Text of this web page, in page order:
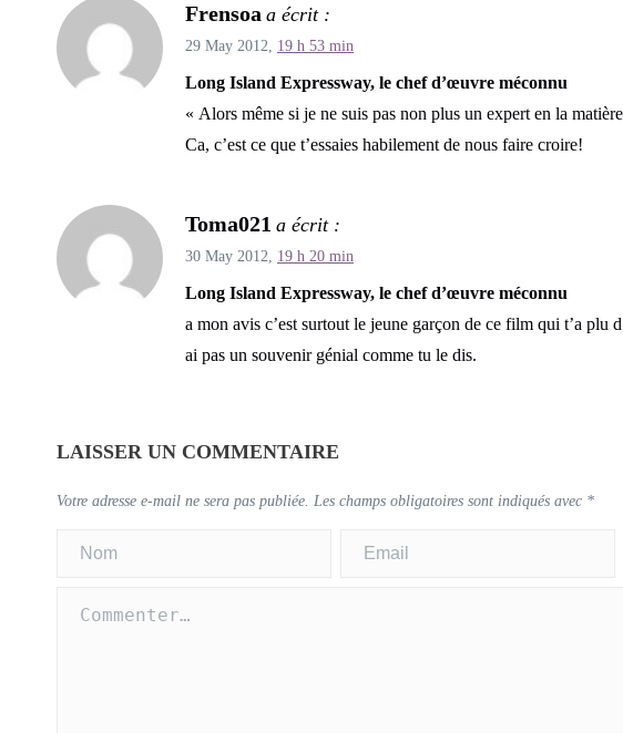
Frensoa a écrit :
29 May 2012, 19 h 53 min
Long Island Expressway, le chef d’œuvre méconnu
« Alors même si je ne suis pas non plus un expert en la
Ca, c’est ce que t’essaies habilement de nous faire croire!
Toma021 a écrit :
30 May 2012, 19 h 20 min
Long Island Expressway, le chef d’œuvre méconnu
a mon avis c’est surtout le jeune garçon de ce film qui t’a plu
ai pas un souvenir génial comme tu le dis.
LAISSER UN COMMENTAIRE
Votre adresse e-mail ne sera pas publiée. Les champs obligatoires sont indiqués avec *